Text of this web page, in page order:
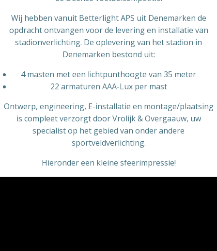
Wij hebben vanuit Betterlight APS uit Denemarken de
opdracht ontvangen voor de levering en installatie van
stadionverlichting. De oplevering van het stadion in
Denemarken bestond uit:
4 masten met een lichtpunthoogte van 35 meter
22 armaturen AAA-Lux per mast
Ontwerp, engineering, E-installatie en montage/plaatsing
is compleet verzorgt door Vrolijk & Overgaauw, uw
specialist op het gebied van onder andere
sportveldverlichting.
Hieronder een kleine sfeerimpressie!